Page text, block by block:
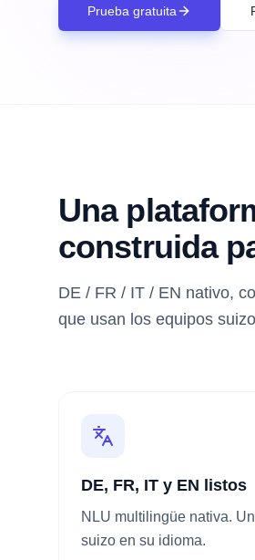
Prueba gratuita
Una
construida
DE / FR / IT / EN nativo,
que usan los equipos
DE, FR, IT y EN listos
NLU multilingüe nativa.
suizo en su idioma.